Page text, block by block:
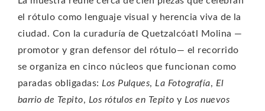
el rótulo como lenguaje visual y herencia viva de la
ciudad. Con la curaduría de Quetzalcóatl Molina —
promotor y gran defensor del rótulo— el recorrido
se organiza en cinco núcleos que funcionan como
paradas obligadas:Los Pulques,La Fotografía, El
barrio de Tepito, Los rótulos en Tepito yLos nuevos